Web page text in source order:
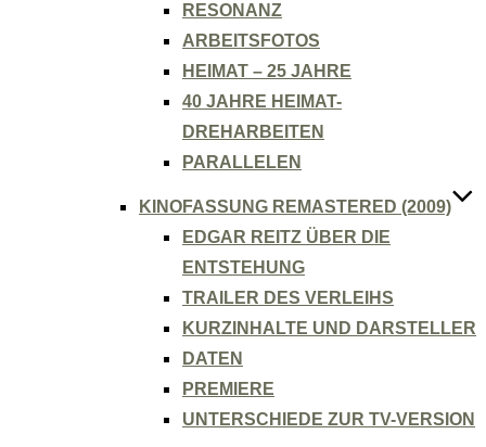
RESONANZ
ARBEITSFOTOS
HEIMAT – 25 JAHRE
40 JAHRE HEIMAT-
DREHARBEITEN
PARALLELEN
KINOFASSUNG REMASTERED (2009)
EDGAR REITZ ÜBER DIE
ENTSTEHUNG
TRAILER DES VERLEIHS
KURZINHALTE UND DARSTELLER
DATEN
PREMIERE
UNTERSCHIEDE ZUR TV-VERSION